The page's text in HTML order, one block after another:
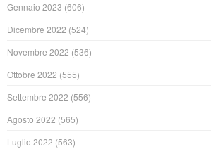
Gennaio 2023 (606)
Dicembre 2022 (524)
Novembre 2022 (536)
Ottobre 2022 (555)
Settembre 2022 (556)
Agosto 2022 (565)
Luglio 2022 (563)